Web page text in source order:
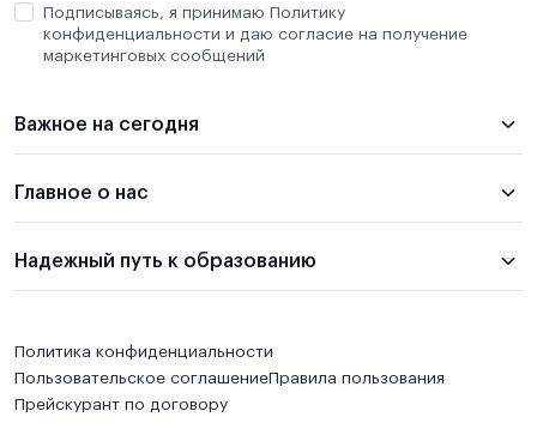
Подписываясь, я принимаю Политику
конфиденциальности и даю согласие на получение
маркетинговых сообщений
Важное на сегодня
Главное о нас
Надежный путь к образованию
Политика конфиденциальности
Пользовательское соглашениеПравила пользования
Прейскурант по договору